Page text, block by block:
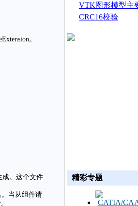
。
成。这个文件
当从组件请
生成
VTK图形模型主
CRC16校验
精彩专题